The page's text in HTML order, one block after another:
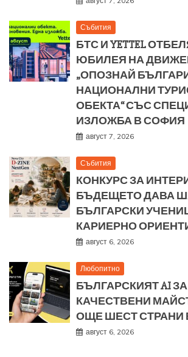
Събития
БТС И YETTEL
ЮБИЛЕЯ НА
„ОПОЗНАЙ
НАЦИОНАЛНИ
ОБЕКТА“ СЪС
ИЗЛОЖБА В СОФИЯ
август 7, 2026
Събития
КОНКУРС ЗА
БЪДЕЩЕТО ДАВА
БЪЛГАРСКИ
КАРИЕРНО
август 6, 2026
Любопитно
БЪЛГАРСКИЯТ AI
КАЧЕСТВЕНИ
ОЩЕ ШЕСТ СТРАНИ
август 6, 2026